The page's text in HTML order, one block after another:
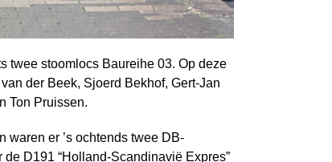
twee stoomlocs Baureihe 03. Op deze
der Beek, Sjoerd Bekhof, Gert-Jan
Ton Pruissen.
waren er ’s ochtends twee DB-
D191 “Holland-Scandinavië Expres”